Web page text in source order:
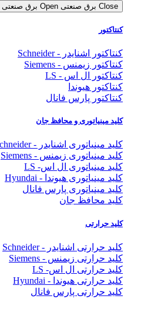
Close برق صنعتی Open برق صنعتی
کنتاکتور
کنتاکتور اشنایدر - Schneider
کنتاکتور زیمنس - Siemens
کنتاکتور ال اس - LS
کنتاکتور هیوندا
کنتاکتور پارس فانال
کلید مینیاتوری و محافظ جان
کلید مینیاتوری اشنایدر - Schneider
کلید مینیاتوری زیمنس - Siemens
کلید مینیاتوری ال اس- LS
کلید مینیاتوری هیوندا - Hyundai
کلید مینیاتوری پارس فانال
کلید محافظ جان
کلید حرارتی
کلید حرارتی اشنایدر - Schneider
کلید حرارتی زیمنس - Siemens
کلید حرارتی ال اس- LS
کلید حرارتی هیوندا - Hyundai
کلید حرارتی پارس فانال